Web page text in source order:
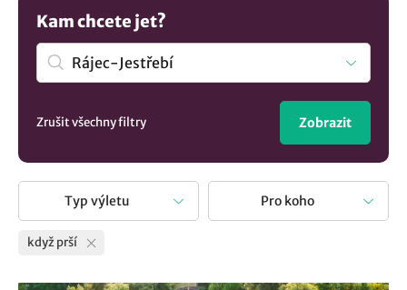
kam s dětmi když prší v lokalitě Rájec-Jestřebí, a věřte
není jich málo. Deštivý den opravdu nemusí být
překážkou, ale může být příležitostí pro nové zážitky.
Kam chcete jet?
Zrušit všechny filtry Zobrazit
Typ výletu Pro koho
když prší